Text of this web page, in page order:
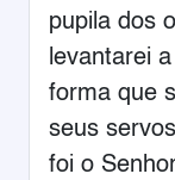
pupila dos
levantarei
forma que
seus
foi o